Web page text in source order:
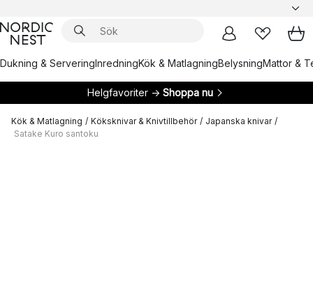
Dukning & ServeringInredningKök & MatlagningBelysningMattor &
Helgfavoriter → Shoppa nu
Kök & Matlagning / Köksknivar & Knivtillbehör / Japanska knivar /
Satake Kuro santoku